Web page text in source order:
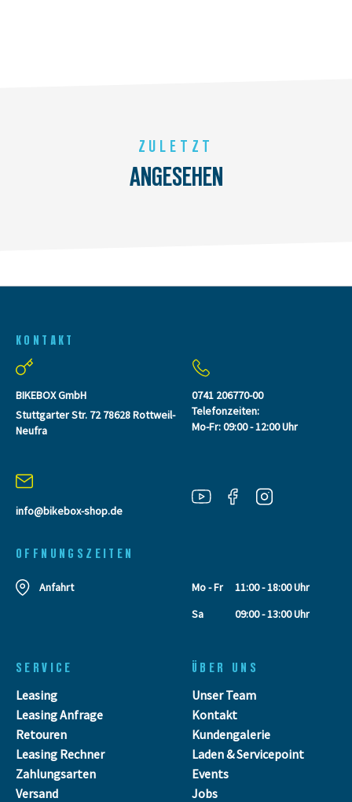
ZULETZT
ANGESEHEN
KONTAKT
BIKEBOX GmbH
Stuttgarter Str. 72 78628 Rottweil-
Neufra
info@bikebox-shop.de
0741 206770-00
Telefonzeiten:
Mo-Fr: 09:00 - 12:00 Uhr
OFFNUNGSZEITEN
Anfahrt Mo - Fr
11:00 - 18:00 Uhr
Sa
09:00 - 13:00 Uhr
SERVICE
Leasing
Leasing Anfrage
Retouren
Leasing Rechner
Zahlungsarten
Versand
ÜBER UNS
Unser Team
Kontakt
Kundengalerie
Laden & Servicepoint
Events
Jobs